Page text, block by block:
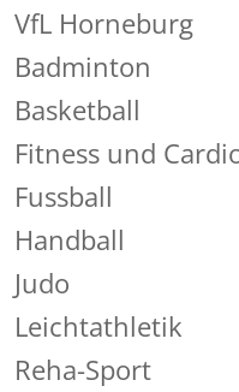
VfL Horneburg
Badminton
Basketball
Fitness und
Fussball
Handball
Judo
Leichtathletik
Reha-Sport